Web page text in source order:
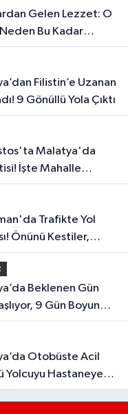
Bu Kadar
9 Gönüllü Yola Çıktı
İşte Mahalle
Listesi..
Önünü Kestiler,
Kamerada
9 Gün Boyunca
Yolcuyu Hastaneye